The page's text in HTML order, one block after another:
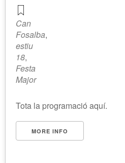
Can
Fosalba,
estiu
18,
Festa
Major
Tota la programació aquí.
MORE INFO